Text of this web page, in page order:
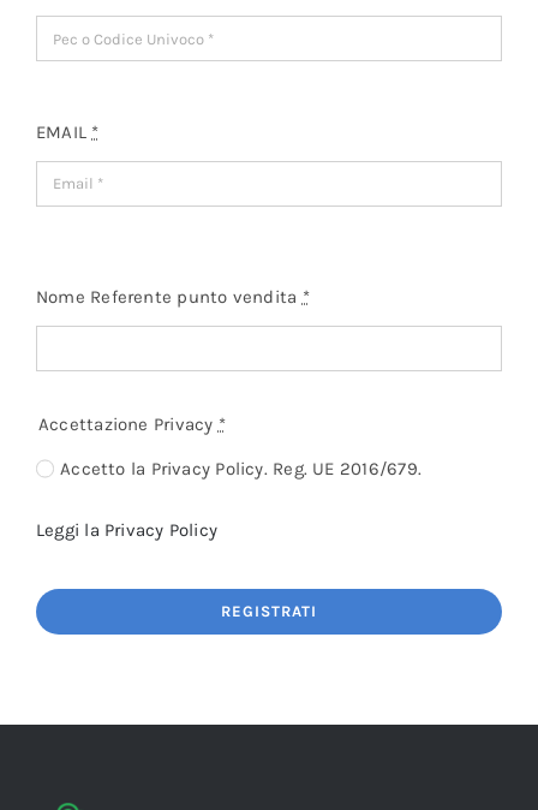
EMAIL *
Nome Referente punto vendita *
Accettazione Privacy *
Accetto la Privacy Policy. Reg. UE 2016/679.
Leggi la Privacy Policy
REGISTRATI